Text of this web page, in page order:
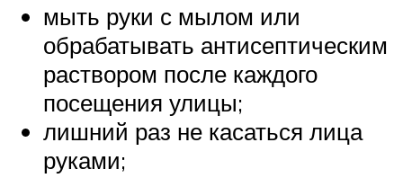
мыть руки с мылом или
обрабатывать антисептическим
раствором после каждого
посещения улицы;
лишний раз не касаться лица
руками;